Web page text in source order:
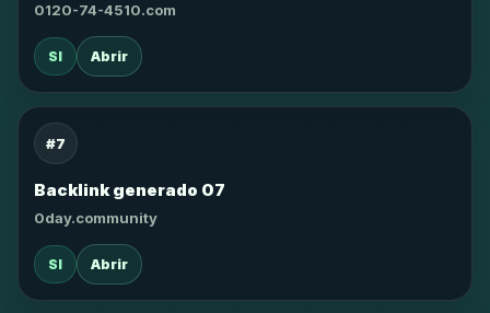
0120-74-4510.com
SI Abrir
#7
Backlink generado 07
0day.community
SI Abrir